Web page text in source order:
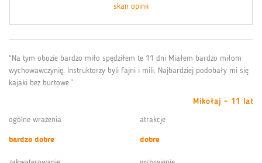
skan opinii
“Na tym obozie bardzo miło spędziłem te 11 dni Miałem bardzo miłom
wychowawczynię. Instruktorzy byli fajni i mili. Najbardziej podobały mi się
kajaki bez burtowe.”
Mikołaj - 11 lat
ogólne wrażenia
bardzo dobre
atrakcje
dobre